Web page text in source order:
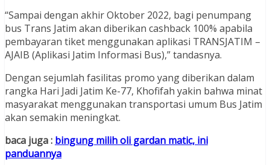
“Sampai dengan akhir Oktober 2022, bagi penumpang
bus Trans Jatim akan diberikan cashback 100% apabila
pembayaran tiket menggunakan aplikasi TRANSJATIM –
AJAIB (Aplikasi Jatim Informasi Bus),” tandasnya.
Dengan sejumlah fasilitas promo yang diberikan dalam
rangka Hari Jadi Jatim Ke-77, Khofifah yakin bahwa minat
masyarakat menggunakan transportasi umum Bus Jatim
akan semakin meningkat.
baca juga : bingung milih oli gardan matic, ini
panduannya